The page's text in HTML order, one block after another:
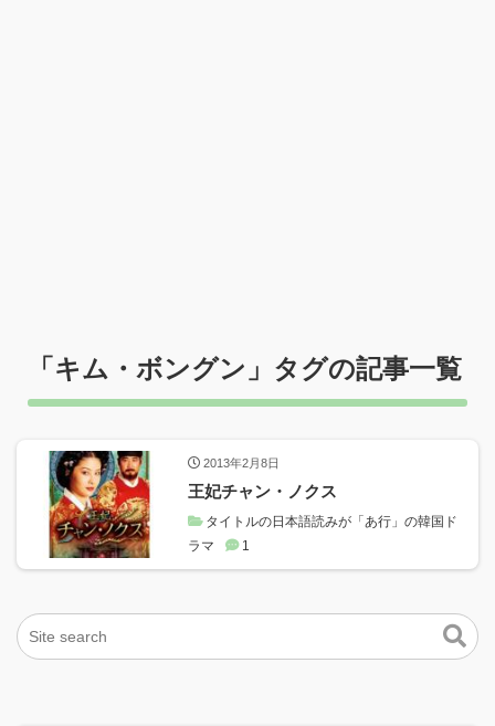
「キム・ボングン 」タグの記事一覧
2013年2月8日
王妃チャン・ノクス
タイトルの日本語読みが「あ行」の韓国ド
ラマ
1